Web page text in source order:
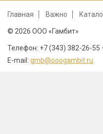
Главная Важно
© 2026 ООО «Гамбит»
Телефон: +7 (343) 382-26-
E-mail: gmb@ooogambit.ru